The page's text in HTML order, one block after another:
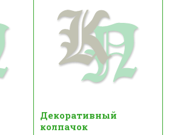
Декоративный
колпачок